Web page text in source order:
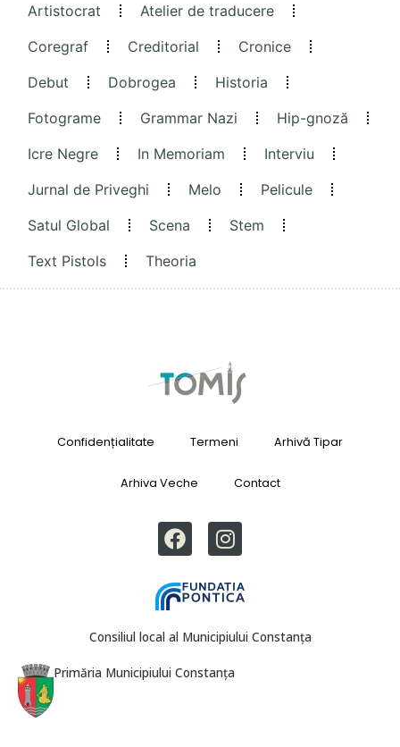
Artistocrat
Atelier de traducere
Coregraf
Creditorial
Cronice
Debut
Dobrogea
Historia
Fotograme
Grammar Nazi
Hip-gnoză
Icre Negre
In Memoriam
Interviu
Jurnal de Priveghi
Melo
Pelicule
Satul Global
Scena
Stem
Text Pistols
Theoria
Confidențialitate Termeni Arhivă Tipar
Arhiva Veche Contact
Consiliul local al Municipiului Constanța
Primăria Municipiului Constanța